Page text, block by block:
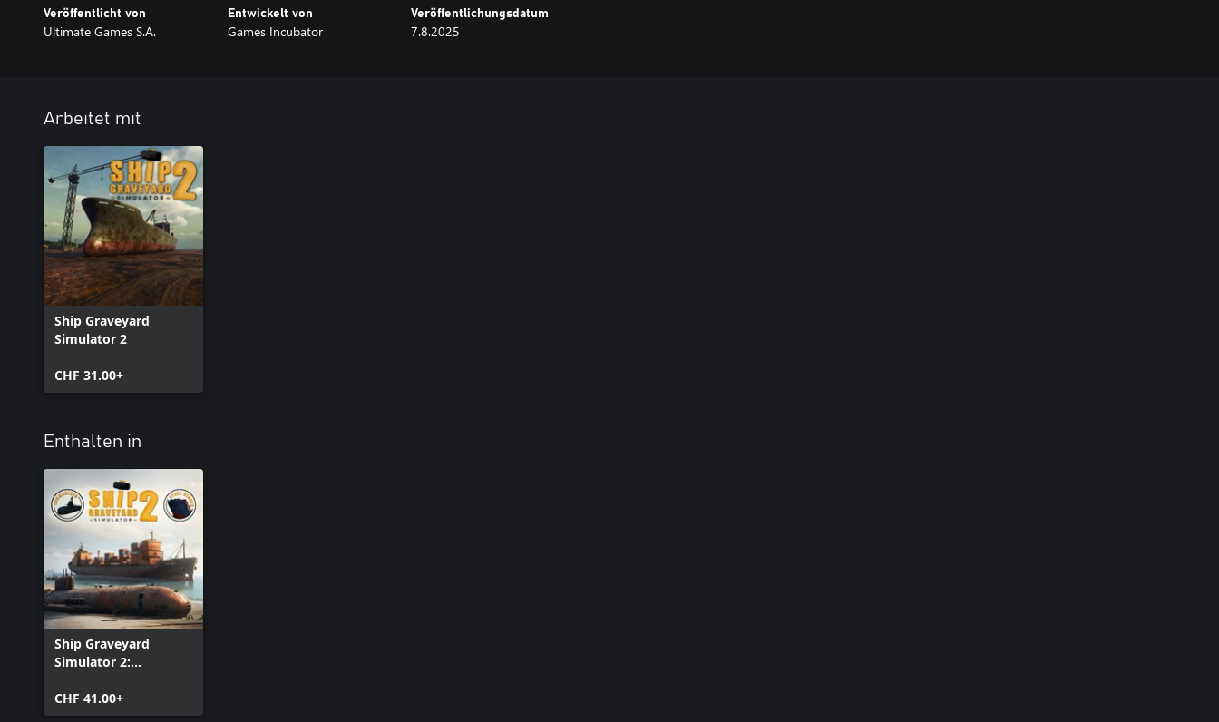
Veröffentlicht von
Ultimate Games S.A.
Entwickelt von
Games Incubator
Veröffentlichungsdatum
7.8.2025
Arbeitet mit
Ship Graveyard
Simulator 2
CHF 31.00+
Enthalten in
Ship Graveyard
Simulator 2:
CHF 41.00+